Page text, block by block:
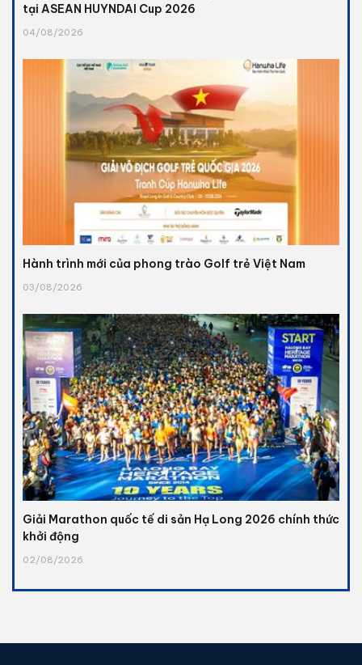
tại ASEAN HUYNDAI Cup 2026
04/08/2026
Hành trình mới của phong trào Golf trẻ Việt Nam
03/08/2026
Giải Marathon quốc tế di sản Hạ Long 2026 chính thức
khởi động
02/08/2026